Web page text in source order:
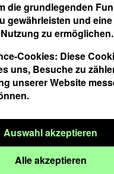
reiter | click here
on the Munich
in German.
die grundlegenden
gewährleisten und eine
zu ermöglichen.
Cookies: Diese
uns, Besuche zu
unserer Website
Auswahl akzeptieren
Alle akzeptierenAlle